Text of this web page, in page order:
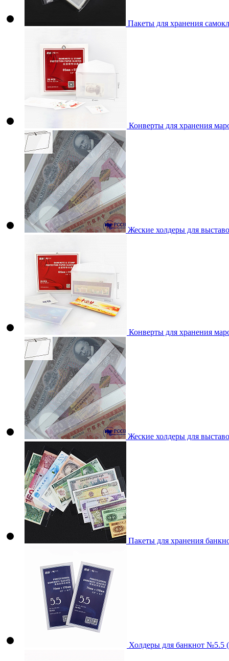
Пакеты для хранения
Конверты для хранения
Жеские холдеры для
Конверты для хранения
Жеские холдеры для
Пакеты для хранения
Холдеры для банкнот №5.5